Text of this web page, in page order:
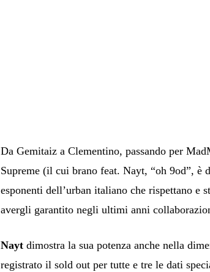
Da Gemitaiz a Clementino, passando per
Supreme (il cui brano feat. Nayt, “oh 9od”,
esponenti dell’urban italiano che rispettano e
avergli garantito negli ultimi anni
Nayt dimostra la sua potenza anche nella
registrato il sold out per tutte e tre le dati